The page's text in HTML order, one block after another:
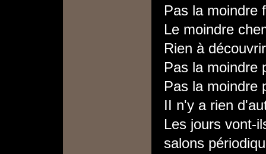
Pas la moindre
Le moindre
Rien à
Pas la moindre
Pas la moindre
II n'y a rien
Les jours vont-
salons